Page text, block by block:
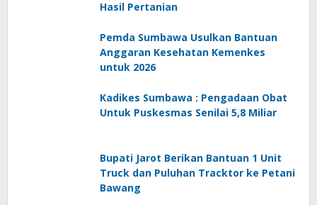
Hasil Pertanian
Pemda Sumbawa Usulkan Bantuan
Anggaran Kesehatan Kemenkes
untuk 2026
Kadikes Sumbawa : Pengadaan Obat
Untuk Puskesmas Senilai 5,8 Miliar
Bupati Jarot Berikan Bantuan 1 Unit
Truck dan Puluhan Tracktor ke Petani
Bawang